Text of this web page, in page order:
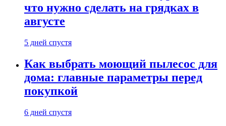
что нужно сделать на грядках в
августе
5 дней спустя
Как выбрать моющий пылесос для
дома: главные параметры перед
покупкой
6 дней спустя